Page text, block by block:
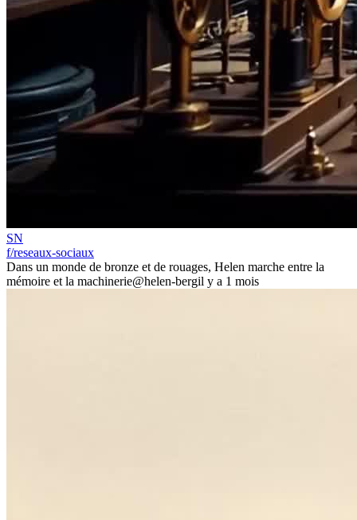
SN
f/reseaux-sociaux
Dans un monde de bronze et de rouages, Helen marche entre la
mémoire et la machinerie@helen-bergil y a 1 mois